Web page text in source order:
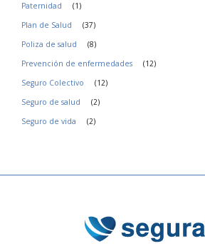
Paternidad
(1)
Plan de Salud
(37)
Poliza de salud
(8)
Prevención de enfermedades
(12)
Seguro Colectivo
(12)
Seguro de salud
(2)
Seguro de vida
(2)